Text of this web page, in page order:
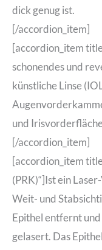
dick genug ist.
[/accordion_item]
[accordion_item
schonendes und
künstliche Linse
und
[/accordion_item]
[accordion_item
(PRK)“]Ist ein
Weit- und
Epithel entfernt
gelasert. Das